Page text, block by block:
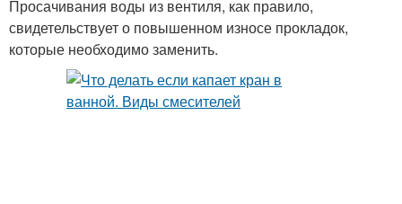
Просачивания воды из вентиля, как правило,
свидетельствует о повышенном износе прокладок,
которые необходимо заменить.